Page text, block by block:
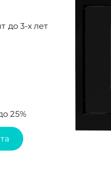
до 3-х лет
25%